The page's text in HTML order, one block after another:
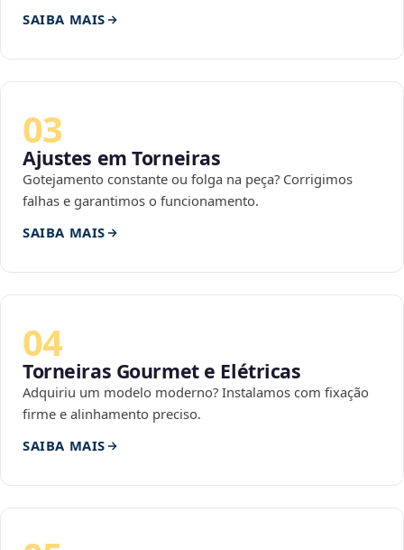
SAIBA MAIS
03
Ajustes em Torneiras
Gotejamento constante ou folga na peça? Corrigimos
falhas e garantimos o funcionamento.
SAIBA MAIS
04
Torneiras Gourmet e Elétricas
Adquiriu um modelo moderno? Instalamos com fixação
firme e alinhamento preciso.
SAIBA MAIS